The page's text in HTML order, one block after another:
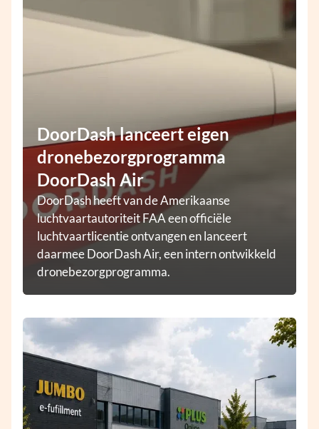
DoorDash lanceert eigen
dronebezorgprogramma
DoorDash Air
DoorDash heeft van de Amerikaanse
luchtvaartautoriteit FAA een officiële
luchtvaartlicentie ontvangen en lanceert
daarmee DoorDash Air, een intern ontwikkeld
dronebezorgprogramma.